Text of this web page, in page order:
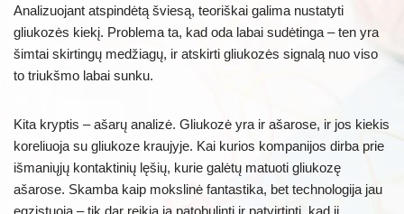
Analizuojant atspindėtą šviesą, teoriškai galima nustatyti
gliukozės kiekį. Problema ta, kad oda labai sudėtinga – ten yra
šimtai skirtingų medžiagų, ir atskirti gliukozės signalą nuo viso
to triukšmo labai sunku.
Kita kryptis – ašarų analizė. Gliukozė yra ir ašarose, ir jos kiekis
koreliuoja su gliukoze kraujyje. Kai kurios kompanijos dirba prie
išmaniųjų kontaktinių lęšių, kurie galėtų matuoti gliukozę
ašarose. Skamba kaip mokslinė fantastika, bet technologija jau